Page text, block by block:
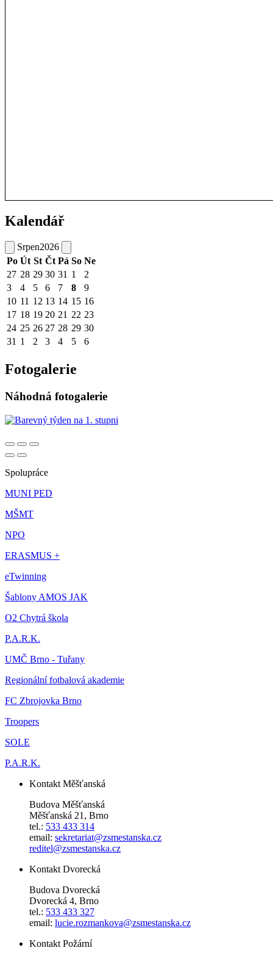
Kalendář
Srpen2026
Po Út St Čt Pá So Ne
27 28 29 30 31 1
2
3
4 5 6 7 8
9
10 11 12 13 14 15 16
17 18 19 20 21 22 23
24 25 26 27 28 29 30
31 1 2 3 4 5 6
Fotogalerie
Náhodná fotogalerie
Spolupráce
MUNI PED
MŠMT
NPO
ERASMUS +
eTwinning
Šablony AMOS JAK
O2 Chytrá škola
P.A.R.K.
UMČ Brno - Tuřany
Regionální fotbalová akademie
FC Zbrojovka Brno
Troopers
SOLE
P.A.R.K.
Kontakt Měšťanská
Budova Měšťanská
Měšťanská 21, Brno
tel.: 533 433 314
email: sekretariat@zsmestanska.cz
reditel@zsmestanska.cz
Kontakt Dvorecká
Budova Dvorecká
Dvorecká 4, Brno
tel.: 533 433 327
email: lucie.rozmankova@zsmestanska.cz
Kontakt Požární